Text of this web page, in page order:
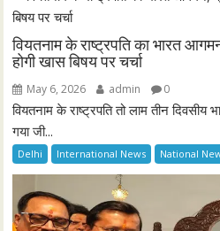
वियतनाम के राष्ट्रपति का भारत
होगी खास बिषय पर चर्चा
May 6, 2026 admin 0
वियतनाम के राष्ट्रपति तो लाम तीन दिवसीय
गया जी...
Delhi International News National